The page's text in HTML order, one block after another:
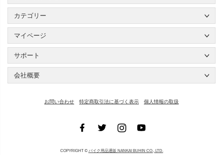
カテゴリー
マイページ
サポート
会社概要
お問い合わせ 特定商取引法に基づく表示 個人情報の取扱
COPYRIGHT © バイク用品通販 NANKAI BUHIN CO., LTD.